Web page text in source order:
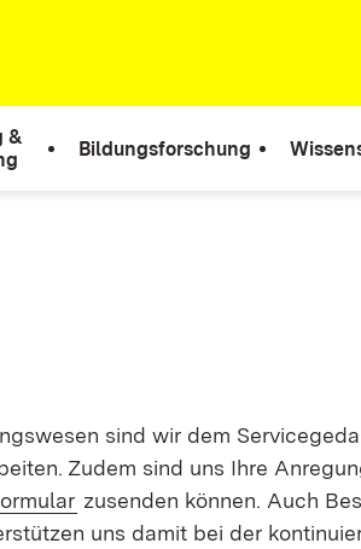
&
Bildungsforschung
sind wir dem
Zudem sind uns Ihre
zusenden können. Auch
uns damit bei der